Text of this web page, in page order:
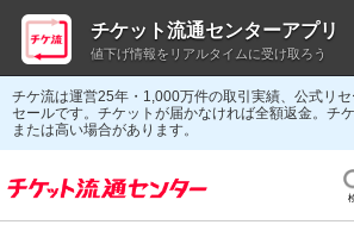
チケ流は運営25年・1,000万件の取引実績、公式リ
セールです。チケットが届かなければ全額返金。チ
または高い場合があります。
チケット流通センターアプリ
値下げ情報をリアルタイムに受け取ろう